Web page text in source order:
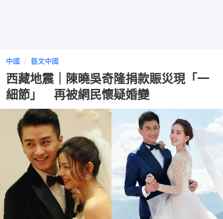
中國 藝文中國
西藏地震｜陳曉吳奇隆捐款賑災現「一
細節」 再被網民懷疑婚變